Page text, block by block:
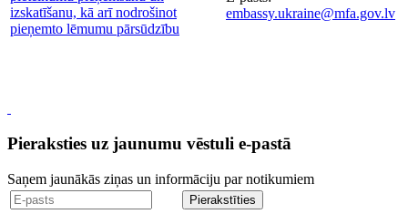
izskatīšanu, kā arī nodrošinot
pieņemto lēmumu pārsūdzību
embassy.ukraine@mfa.gov.lv
Pieraksties uz jaunumu vēstuli e-pastā
Saņem jaunākās ziņas un informāciju par notikumiem